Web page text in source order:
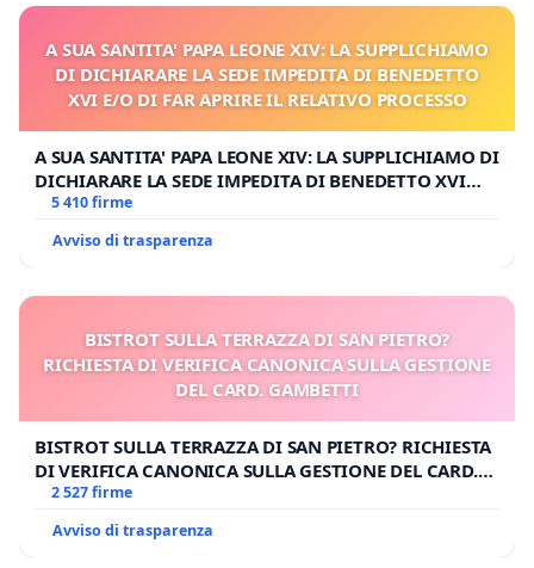
A SUA SANTITA' PAPA LEONE XIV: LA SUPPLICHIAMO
DI DICHIARARE LA SEDE IMPEDITA DI BENEDETTO
XVI E/O DI FAR APRIRE IL RELATIVO PROCESSO
A SUA SANTITA' PAPA LEONE XIV: LA SUPPLICHIAMO DI
DICHIARARE LA SEDE IMPEDITA DI BENEDETTO XVI
E/O DI FAR APRIRE IL RELATIVO PROCESSO
5 410 firme
Avviso di trasparenza
BISTROT SULLA TERRAZZA DI SAN PIETRO?
RICHIESTA DI VERIFICA CANONICA SULLA GESTIONE
DEL CARD. GAMBETTI
BISTROT SULLA TERRAZZA DI SAN PIETRO? RICHIESTA
DI VERIFICA CANONICA SULLA GESTIONE DEL CARD.
GAMBETTI
2 527 firme
Avviso di trasparenza